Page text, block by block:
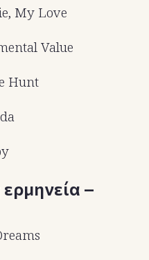
My Love
Value
Hunt
–